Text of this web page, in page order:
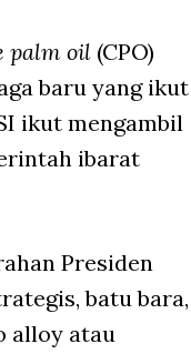
palm oil (CPO)
baru yang ikut
ikut mengambil
ibarat
Presiden
batu bara,
alloy atau